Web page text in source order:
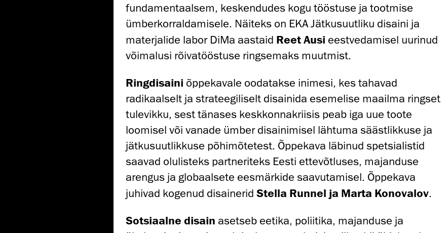
fundamentaalsem, keskendudes kogu tööstuse ja tootmise
ümberkorraldamisele. Näiteks on EKA Jätkusuutliku disaini ja
materjalide labor DiMa aastaid Reet Ausi eestvedamisel uurinud
võimalusi rõivatööstuse ringsemaks muutmist.
Ringdisaini õppekavale oodatakse inimesi, kes tahavad
radikaalselt ja strateegiliselt disainida esemelise maailma ringset
tulevikku, sest tänases keskkonnakriisis peab iga uue toote
loomisel või vanade ümber disainimisel lähtuma säästlikkuse ja
jätkusuutlikkuse põhimõtetest. Õppekava läbinud spetsialistid
saavad olulisteks partneriteks Eesti ettevõtluses, majanduse
arengus ja globaalsete eesmärkide saavutamisel. Õppekava
juhivad kogenud disainerid Stella Runnel ja Marta Konovalov.
Sotsiaalne disain asetseb eetika, poliitika, majanduse ja